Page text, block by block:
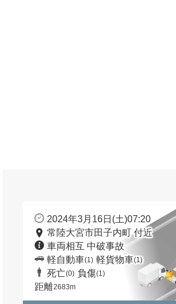
2024年3月16日(土)07:20
常陸大宮市田子内町 付近
車両相互 中破事故
軽自動車(1) 軽貨物車(1)
死亡(0) 負傷(1)
距離2683m